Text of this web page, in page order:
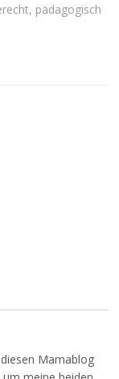
, pädagogisch
Mamablog